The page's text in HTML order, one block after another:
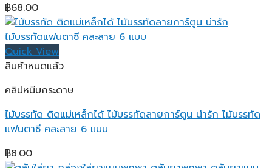
฿68.00
Quick View
สินค้าหมดแล้ว
คลิปหนีบกระดาษ
ไม้บรรทัด ติดแม่เหล็กได้ ไม้บรรทัดลายการ์ตูน น่ารัก ไม้บรรทัด
แฟนตาซี คละลาย 6 แบบ
฿8.00